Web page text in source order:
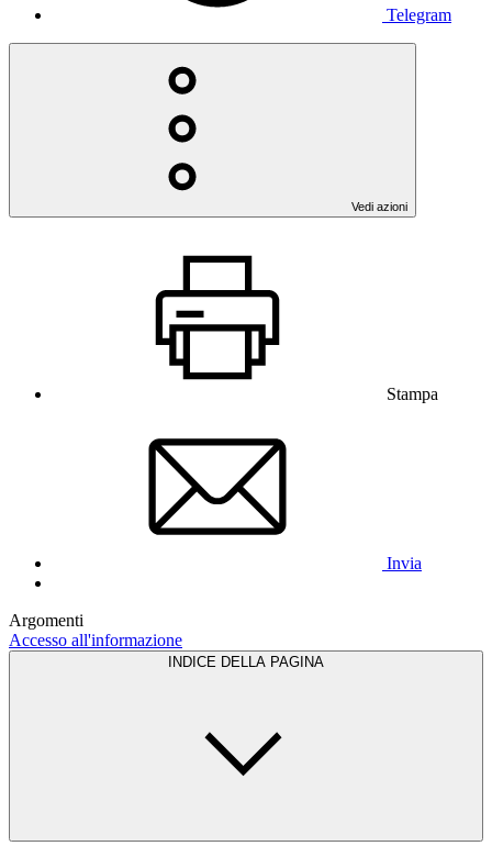
Telegram
Vedi azioni
Stampa
Invia
Argomenti
Accesso all'informazione
INDICE DELLA PAGINA